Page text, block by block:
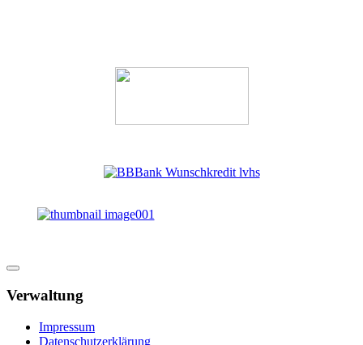
Verwaltung
Impressum
Datenschutzerklärung